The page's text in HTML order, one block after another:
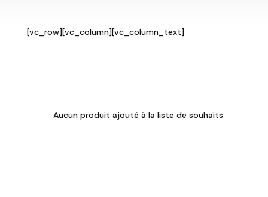
[vc_row][vc_column][vc_column_text]
Aucun produit ajouté à la liste de souhaits